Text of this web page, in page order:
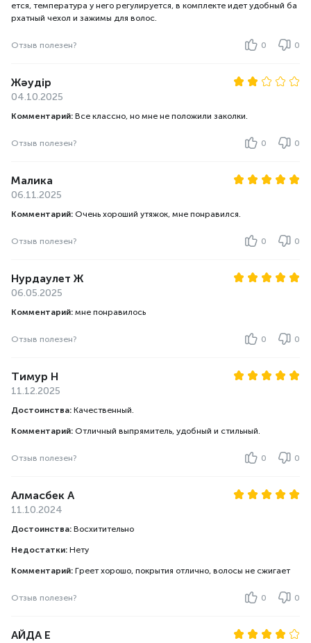
ется, температура у него регулируется, в комплекте идет удобный ба
рхатный чехол и зажимы для волос.
Отзыв полезен? 0 0
Жәудір
04.10.2025
Комментарий: Все классно, но мне не положили заколки.
Отзыв полезен? 0 0
Малика
06.11.2025
Комментарий: Очень хороший утяжок, мне понравился.
Отзыв полезен? 0 0
Нурдаулет Ж
06.05.2025
Комментарий: мне понравилось
Отзыв полезен? 0 0
Тимур Н
11.12.2025
Достоинства: Качественный.
Комментарий: Отличный выпрямитель, удобный и стильный.
Отзыв полезен? 0 0
Алмасбек А
11.10.2024
Достоинства: Восхитительно
Недостатки: Нету
Комментарий: Греет хорошо, покрытия отлично, волосы не сжигает
Отзыв полезен? 0 0
АЙДА Е